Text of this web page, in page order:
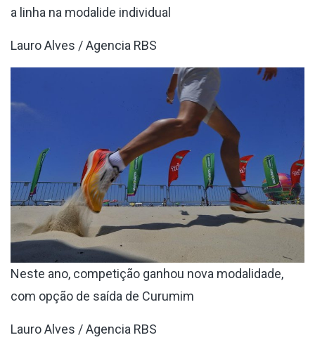
a linha na modalide individual
Lauro Alves / Agencia RBS
Neste ano, competição ganhou nova modalidade,
com opção de saída de Curumim
Lauro Alves / Agencia RBS